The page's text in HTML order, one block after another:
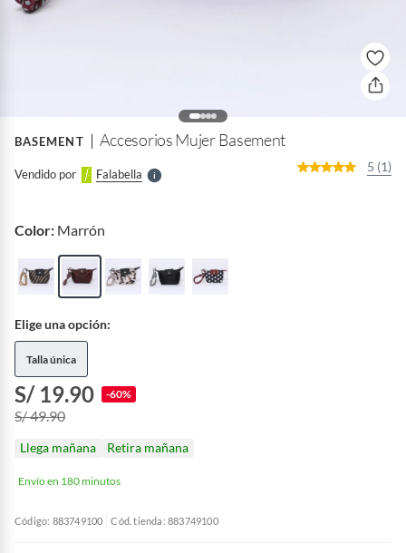
BASEMENT Accesorios Mujer Basement
Vendido por FalabellaS
l
5 (1)
Color: Marrón
Elige una opción:
Talla única
S/ 19.90 -60%
S/ 49.90
Llega mañana Retira mañana
Envío en 180 minutos
Código: 883749100 Cód. tienda: 883749100